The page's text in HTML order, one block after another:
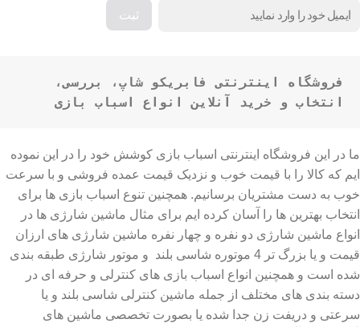
انتخاب و خرید آنلاین انواع اسباب بازی
ما در این فروشگاه اینترنتی اسباب بازی کوشش خود را در این نموده
ایم که کالا را با قیمت خوب و نزدیک قیمت عمده فروشی و با سرعت
خوب به دست مشتریان برسانیم. همچنین تنوع اسباب بازی ها برای
انتخاب بهترین ها را آسان کرده ایم برای مثال ماشین شارژی ها در
انواع ماشین شارژی دو نفره و چهار نفره ماشین شارژی های ارزان
قیمت و یا بزرگ تر 4 موتوره شاسی بلند و موتور شارژی طبقه بندی
شده است و همچنین انواع اسباب بازی های کنترلی و حرفه ای در
دسته بندی های مختلف از جمله ماشین کنترلی شاسی بلند و یا
سرعتی و دریفت زن جدا شده یا بصورت تخصصی ماشین های